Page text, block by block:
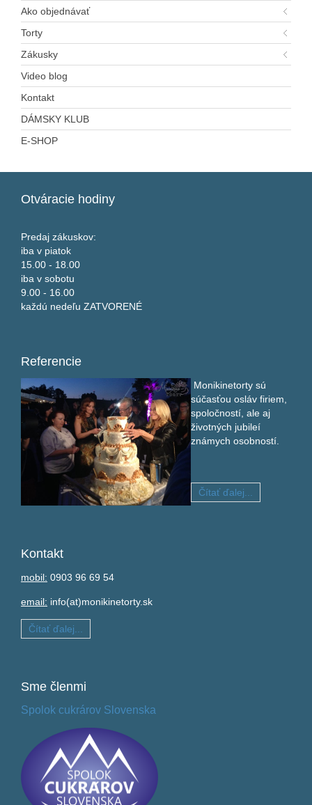
Ako objednávať
Torty
Zákusky
Video blog
Kontakt
DÁMSKY KLUB
E-SHOP
Otváracie hodiny
Predaj zákuskov:
iba v piatok
15.00 - 18.00
iba v sobotu
9.00 - 16.00
každú nedeľu ZATVORENÉ
Referencie
Monikinetorty sú
súčasťou osláv firiem,
spoločností, ale aj
životných jubileí
známych osobností.
Čítať ďalej...
Kontakt
mobil: 0903 96 69 54
email: info(at)monikinetorty.sk
Čítať ďalej...
Sme členmi
Spolok cukrárov Slovenska